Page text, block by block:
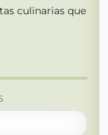
culinarias que